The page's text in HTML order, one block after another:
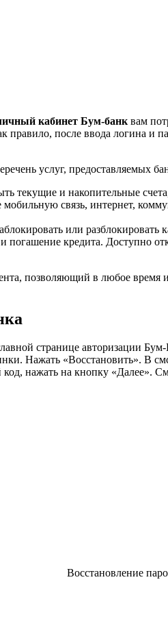
кабинет Бум-банк вам
после ввода логина
услуг, предоставляемых
текущие и накопительные
связь, интернет,
или разблокировать
погашение кредита. Доступно
позволяющий в любое время
странице авторизации
Нажать «Восстановить». В
нажать на кнопку «Далее».
Восстановление